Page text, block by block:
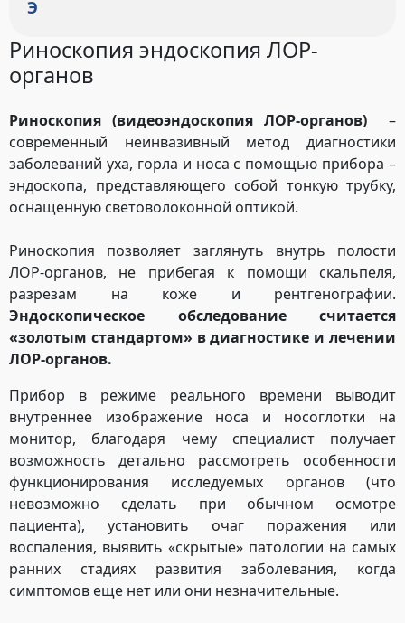
Э
Риноскопия эндоскопия ЛОР-
органов
Риноскопия (видеоэндоскопия ЛОР-органов) –
современный неинвазивный метод диагностики
заболеваний уха, горла и носа с помощью прибора –
эндоскопа, представляющего собой тонкую трубку,
оснащенную световолоконной оптикой.
Риноскопия позволяет заглянуть внутрь полости
ЛОР-органов, не прибегая к помощи скальпеля,
разрезам на коже и рентгенографии.
Эндоскопическое обследование считается
«золотым стандартом» в диагностике и лечении
ЛОР-органов.
Прибор в режиме реального времени выводит
внутреннее изображение носа и носоглотки на
монитор, благодаря чему специалист получает
возможность детально рассмотреть особенности
функционирования исследуемых органов (что
невозможно сделать при обычном осмотре
пациента), установить очаг поражения или
воспаления, выявить «скрытые» патологии на самых
ранних стадиях развития заболевания, когда
симптомов еще нет или они незначительные.